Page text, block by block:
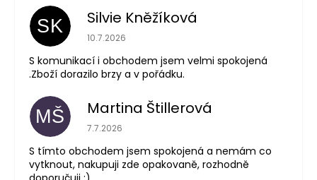
SK Silvie Kněžíková
Hodnocení obchodu je 5 z 5 hvězdiček.
10.7.2026
S komunikací i obchodem jsem velmi spokojená
.Zboží dorazilo brzy a v pořádku.
MŠ Martina Štillerová
Hodnocení obchodu je 5 z 5 hvězdiček.
7.7.2026
S tímto obchodem jsem spokojená a nemám co
vytknout, nakupuji zde opakovaně, rozhodně